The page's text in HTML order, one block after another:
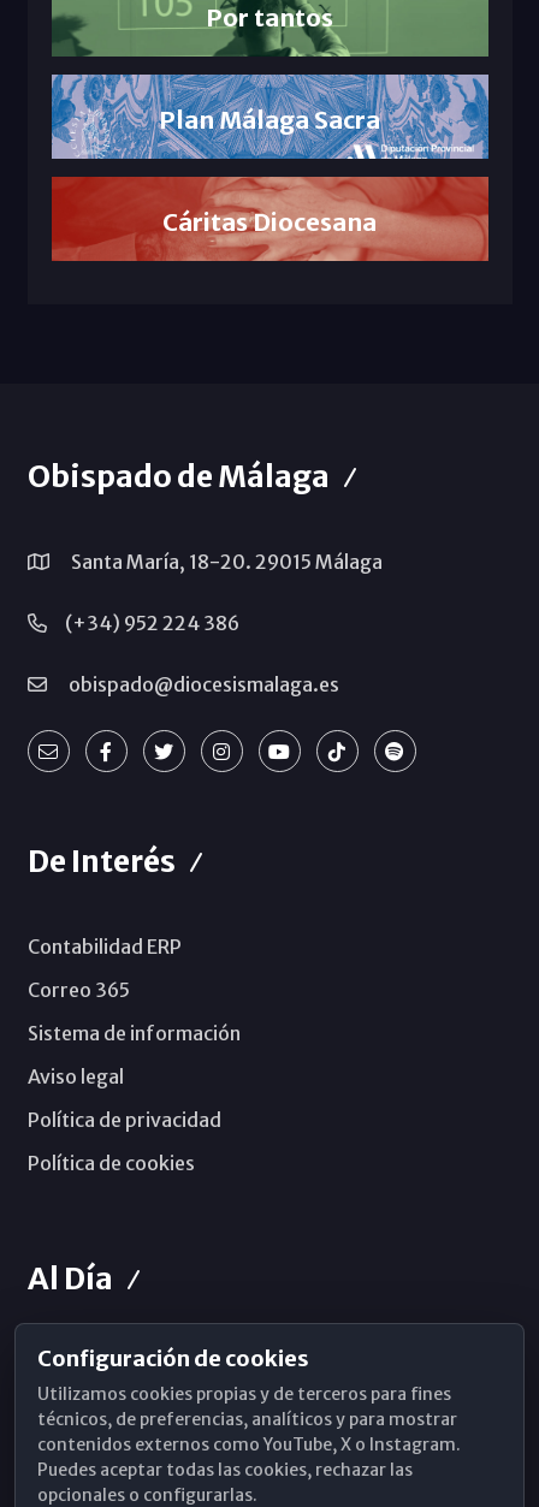
Por tantos
Plan Málaga Sacra
Cáritas Diocesana
Obispado de Málaga
Santa María, 18-20. 29015 Málaga
(+34) 952 224 386
obispado@diocesismalaga.es
De Interés
Contabilidad ERP
Correo 365
Sistema de información
Aviso legal
Política de privacidad
Política de cookies
Al Día
Horarios de Misa
Hemeroteca
WhatsApp
Configuración de cookies
Utilizamos cookies propias y de terceros para fines
técnicos, de preferencias, analíticos y para mostrar
contenidos externos como YouTube, X o Instagram.
Puedes aceptar todas las cookies, rechazar las
opcionales o configurarlas.